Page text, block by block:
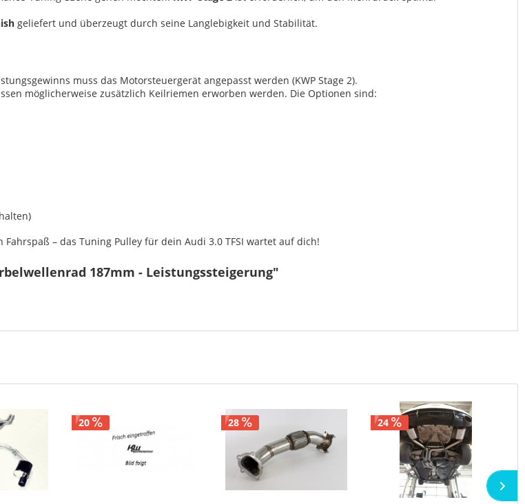
geliefert und überzeugt durch seine Langlebigkeit und Stabilität.
muss das Motorsteuergerät angepasst werden (KWP Stage 2).
möglicherweise zusätzlich Keilriemen erworben werden. Die Optionen sind:
– das Tuning Pulley für dein Audi 3.0 TFSI wartet auf dich!
187mm - Leistungssteigerung"
20 28 24